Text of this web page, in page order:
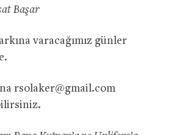
Başar
varacağımız günler
rsolaker@gmail.com